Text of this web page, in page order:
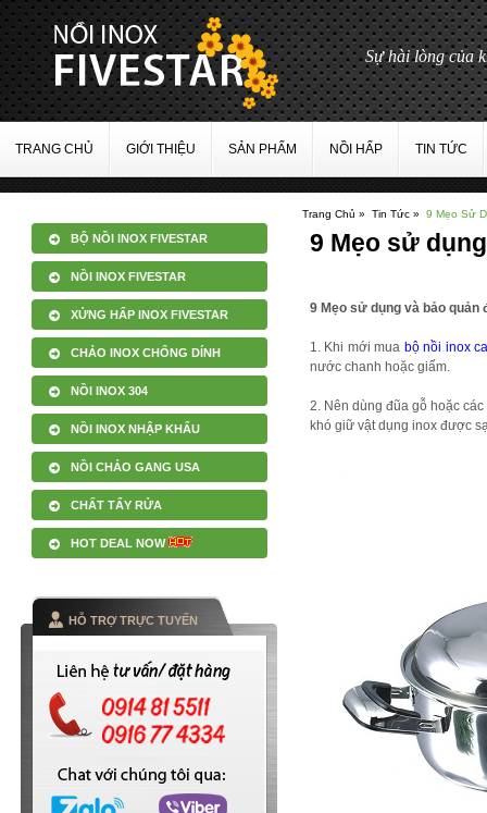
TRANG CHỦ GIỚI THIỆU SẢN PHẨM NỒI HẤP TIN TỨC
BỘ NỒI INOX FIVESTAR
NỒI INOX FIVESTAR
XỬNG HẤP INOX FIVESTAR
CHẢO INOX CHỐNG DÍNH
NỒI INOX 304
NỒI INOX NHẬP KHẨU
NỒI CHẢO GANG USA
CHẤT TẨY RỬA
HOT DEAL NOW
HỖ TRỢ TRỰC TUYẾN
Trang Chủ » Tin Tức » 9 Mẹo Sử
9 Mẹo sử
9 Mẹo sử dụng và bảo quản
1. Khi mới mua bộ nồi inox
nước chanh hoặc giấm.
2. Nên dùng đũa gỗ hoặc
khó giữ vật dụng inox được